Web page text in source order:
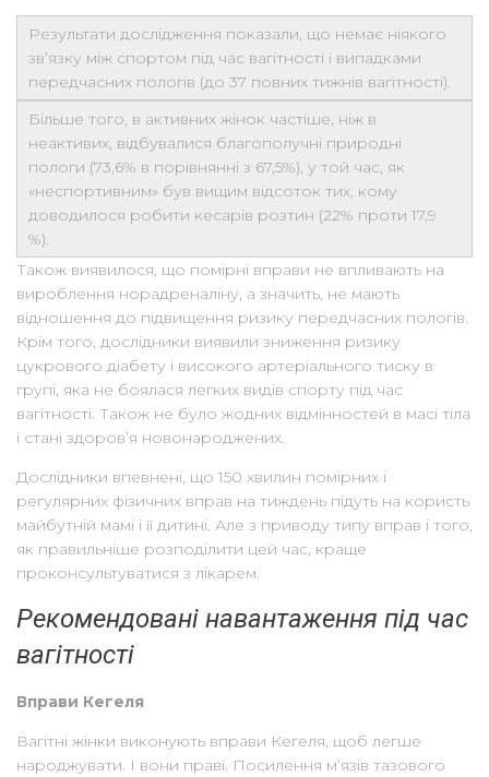
Результати дослідження показали, що немає ніякого
зв’язку між спортом під час вагітності і випадками
передчасних пологів (до 37 повних тижнів вагітності).
Більше того, в активних жінок частіше, ніж в
неактивих, відбувалися благополучні природні
пологи (73,6% в порівнянні з 67,5%), у той час, як
«неспортивним» був вищим відсоток тих, кому
доводилося робити кесарів розтин (22% проти 17,9
%).
Також виявилося, що помірні вправи не впливають на
вироблення норадреналіну, а значить, не мають
відношення до підвищення ризику передчасних пологів.
Крім того, дослідники виявили зниження ризику
цукрового діабету і високого артеріального тиску в
групі, яка не боялася легких видів спорту під час
вагітності. Також не було жодних відмінностей в масі тіла
і стані здоров’я новонароджених.
Дослідники впевнені, що 150 хвилин помірних і
регулярних фізичних вправ на тиждень підуть на користь
майбутній мамі і її дитині. Але з приводу типу вправ і того,
як правильніше розподілити цей час, краще
проконсультуватися з лікарем.
Рекомендовані навантаження під час
вагітності
Вправи Кегеля
Вагітні жінки виконують вправи Кегеля, щоб легше
народжувати. І вони праві. Посилення м’язів тазового